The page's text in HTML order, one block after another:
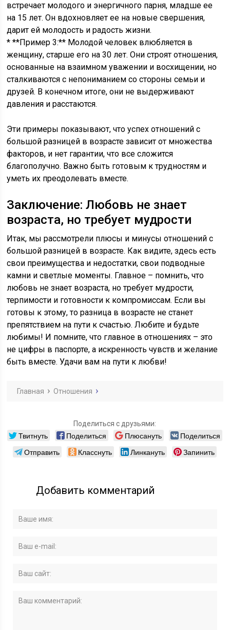
встречает молодого и энергичного парня, младше ее
на 15 лет. Он вдохновляет ее на новые свершения,
дарит ей молодость и радость жизни.
* **Пример 3:** Молодой человек влюбляется в
женщину, старше его на 30 лет. Они строят отношения,
основанные на взаимном уважении и восхищении, но
сталкиваются с непониманием со стороны семьи и
друзей. В конечном итоге, они не выдерживают
давления и расстаются.
Эти примеры показывают, что успех отношений с
большой разницей в возрасте зависит от множества
факторов, и нет гарантии, что все сложится
благополучно. Важно быть готовым к трудностям и
уметь их преодолевать вместе.
Заключение: Любовь не знает
возраста, но требует мудрости
Итак, мы рассмотрели плюсы и минусы отношений с
большой разницей в возрасте. Как видите, здесь есть
свои преимущества и недостатки, свои подводные
камни и светлые моменты. Главное – помнить, что
любовь не знает возраста, но требует мудрости,
терпимости и готовности к компромиссам. Если вы
готовы к этому, то разница в возрасте не станет
препятствием на пути к счастью. Любите и будьте
любимы! И помните, что главное в отношениях – это
не цифры в паспорте, а искренность чувств и желание
быть вместе. Удачи вам на пути к любви!
Главная Отношения
Поделиться с друзьями:
Твитнуть Поделиться Плюсануть
Поделиться
Отправить
Класснуть Линкануть Запинить
Добавить комментарий